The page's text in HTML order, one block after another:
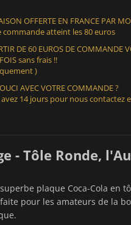
OFFERTE EN FRANCE PAR
commande atteint les 80 euros
DE 60 EUROS DE COMMANDE
sans frais !!
)
AVEC VOTRE COMMANDE ?
14 jours pour nous contactez
- Tôle Ronde,
plaque Coca-Cola en
pour les amateurs de la